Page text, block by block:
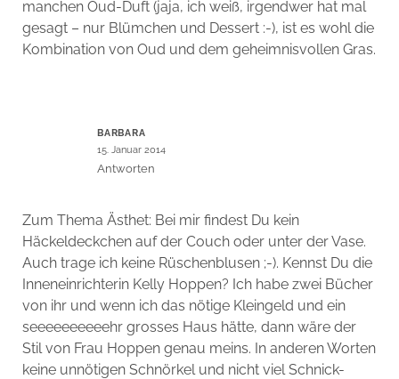
manchen Oud-Duft (jaja, ich weiß, irgendwer hat mal
gesagt – nur Blümchen und Dessert :-), ist es wohl die
Kombination von Oud und dem geheimnisvollen Gras.
BARBARA
15. Januar 2014
Antworten
Zum Thema Ästhet: Bei mir findest Du kein
Häckeldeckchen auf der Couch oder unter der Vase.
Auch trage ich keine Rüschenblusen ;-). Kennst Du die
Inneneinrichterin Kelly Hoppen? Ich habe zwei Bücher
von ihr und wenn ich das nötige Kleingeld und ein
seeeeeeeeeehr grosses Haus hätte, dann wäre der
Stil von Frau Hoppen genau meins. In anderen Worten
keine unnötigen Schnörkel und nicht viel Schnick-